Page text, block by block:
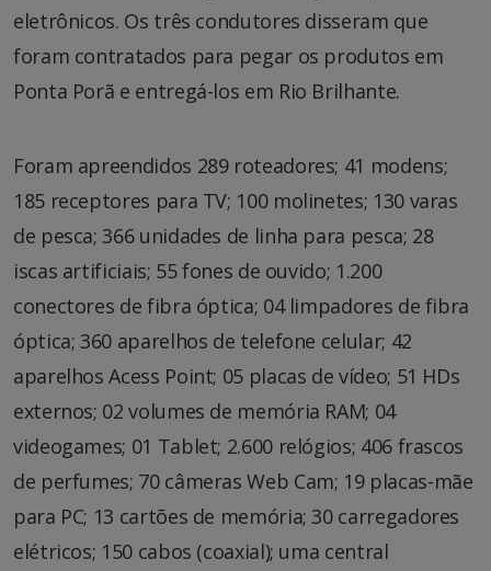
eletrônicos. Os três condutores disseram que
foram contratados para pegar os produtos em
Ponta Porã e entregá-los em Rio Brilhante.
Foram apreendidos 289 roteadores; 41 modens;
185 receptores para TV; 100 molinetes; 130 varas
de pesca; 366 unidades de linha para pesca; 28
iscas artificiais; 55 fones de ouvido; 1.200
conectores de fibra óptica; 04 limpadores de fibra
óptica; 360 aparelhos de telefone celular; 42
aparelhos Acess Point; 05 placas de vídeo; 51 HDs
externos; 02 volumes de memória RAM; 04
videogames; 01 Tablet; 2.600 relógios; 406 frascos
de perfumes; 70 câmeras Web Cam; 19 placas-mãe
para PC; 13 cartões de memória; 30 carregadores
elétricos; 150 cabos (coaxial); uma central